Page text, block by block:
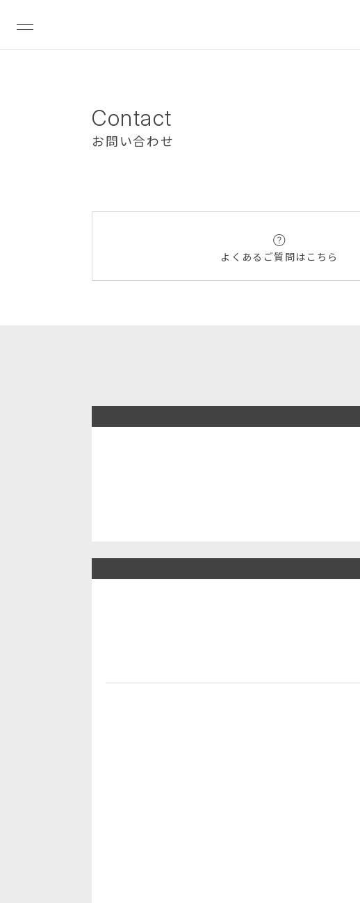
Contact
お問い合わせ
よくあるご質問は こちら